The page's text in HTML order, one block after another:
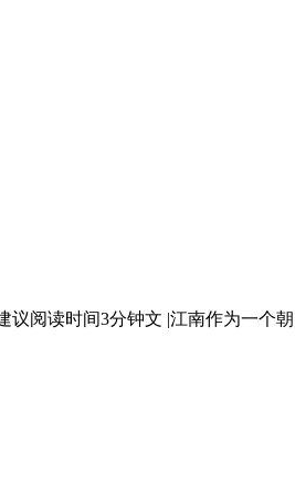
议阅读时间3分钟文 |江南作为一个